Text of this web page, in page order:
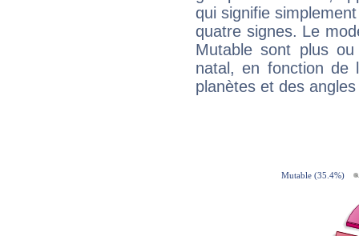
qui signifie
quatre signes. Le
Mutable sont plus
natal, en fonction de
planètes et des